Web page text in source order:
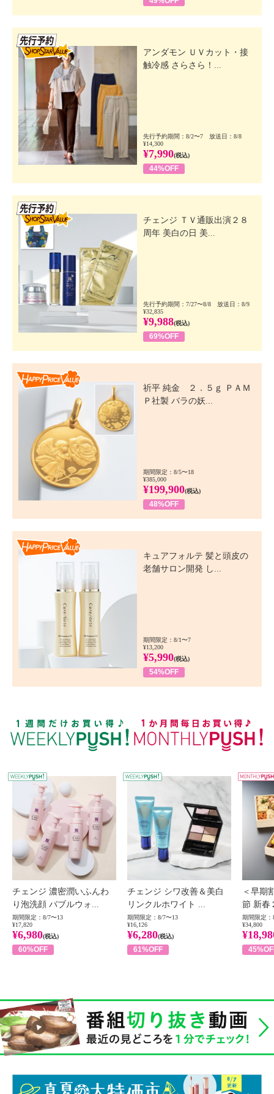
アンダモン ＵＶカット・接
触冷感 さらさら！...
先行予約期間：8/2〜7 放送日：8/8
¥14,300
¥7,990(税込)
44%OFF
チェンジ ＴＶ通販出演２８
周年 美白の日 美...
先行予約期間：7/27〜8/8 放送日：8/9
¥32,835
¥9,988(税込)
69%OFF
祈平 純金 ２．５ｇ ＰＡＭ
Ｐ社製 バラの妖...
期間限定：8/5〜18
¥385,000
¥199,900(税込)
48%OFF
キュアフォルテ 髪と頭皮の
老舗サロン開発 し...
期間限定：8/1〜7
¥13,200
¥5,990(税込)
54%OFF
WEEKLY PUSH
チェンジ 濃密潤いふんわ
り泡洗顔 バブルウォ...
期間限定：8/7〜13
¥17,820
¥6,980(税込)
60%OFF
チェンジ シワ改善＆美白
リンクルホワイト ...
期間限定：8/7〜13
¥16,126
¥6,280(税込)
61%OFF
＜早期
節 新春
期間限定：
¥34,800